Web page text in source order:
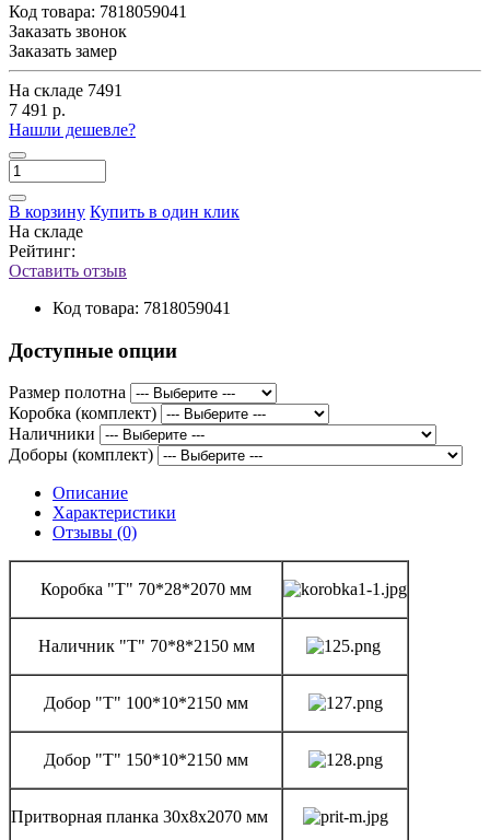
Код товара: 7818059041
Заказать звонок
Заказать замер
На складе 7491
7 491 р.
Нашли дешевле?
В корзину Купить в один клик
На складе
Рейтинг:
Оставить отзыв
Код товара: 7818059041
Доступные опции
Размер полотна
Коробка (комплект)
Наличники
Доборы (комплект)
Описание
Характеристики
Отзывы (0)
Коробка "Т" 70*28*2070 мм
Наличник "Т" 70*8*2150 мм
Добор "Т" 100*10*2150 мм
Добор "Т" 150*10*2150 мм
Притворная планка 30х8х2070 мм